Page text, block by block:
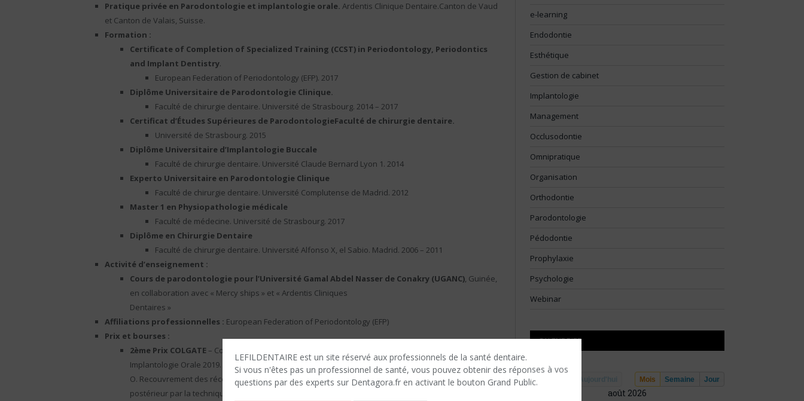
LEFILDENTAIRE est un site réservé aux professionnels de la santé dentaire.
Si vous n'êtes​ pas un professionnel de santé, vous pouvez obtenir des réponses à vos
questions par des experts sur Dentagora.fr en activant le bouton Grand Public.
Pratique privée en Parodontologie et implantologie orale. Ardentis Clinique Dentaire.Canton de Vaud
et Canton de Valais, Suisse.
Formation :
Certificate of Completion of Specialized Training (CCST) in Periodontology, Periodontics
and Implant Dentistry.
European Federation of Periodontology (EFP). 2017
Diplôme Universitaire de Parodontologie Clinique.
Faculté de chirurgie dentaire. Université de Strasbourg. 2014 – 2017
Certificat d’Études Supérieures de ParodontologieFaculté de chirurgie dentaire.
Université de Strasbourg. 2015
Diplôme Universitaire d’Implantologie Buccale
Faculté de chirurgie dentaire. Université Claude Bernard Lyon 1. 2014
Experto Universitaire en Parodontologie Clinique
Faculté de chirurgie dentaire. Université Complutense de Madrid. 2012
Master 1 en Physiopathologie médicale
Faculté de médecine. Université de Strasbourg. 2017
Diplôme en Chirurgie Dentaire
Faculté de chirurgie dentaire. Université Alfonso X, el Sabio. Madrid. 2006 – 2011
Activité d’enseignement :
Cours de parodontologie pour l’Université Gamal Abdel Nasser de Conakry (UGANC), Guinée,
en collaboration avec « Mercy ships » et « Ardentis Cliniques
Dentaires »
Affiliations professionnelles : European Federation of Periodontology (EFP)
Prix et bourses :
2ème Prix COLGATE – Congrès National de la Société Française de Parodontologie et
Implantologie Orale 2019. Séance de communications Recherche Clinique : Martin-Cabezas, R., Huck,
O. Recouvrement des récessions multiples en secteur
postérieur par la technique du tunnel modifié tracté coronairement.
e-learning
Endodontie
Esthétique
Gestion de cabinet
Implantologie
Management
Occlusodontie
Omnipratique
Organisation
Orthodontie
Parodontologie
Pédodontie
Prophylaxie
Psychologie
Webinar
CALENDRIER
Mois Semaine Jour
août 2026